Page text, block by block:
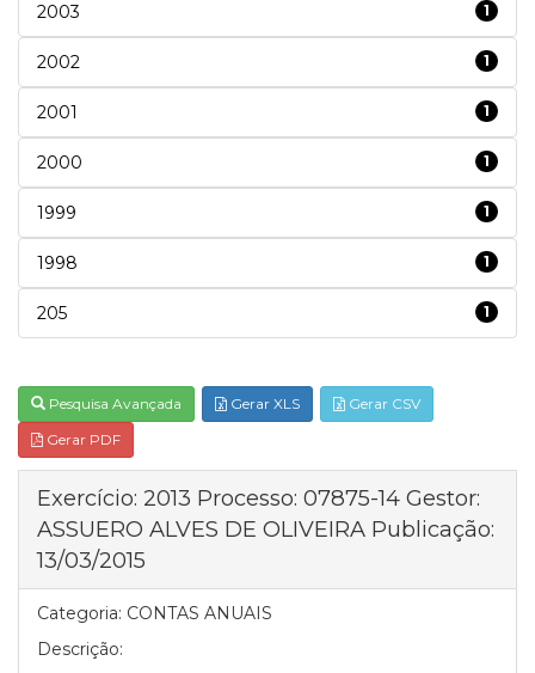
2003 1
2002 1
2001 1
2000 1
1999 1
1998 1
205 1
Pesquisa Avançada Gerar XLS
Gerar CSV
Gerar PDF
Exercício: 2013 Processo: 07875-14 Gestor:
ASSUERO ALVES DE OLIVEIRA Publicação:
13/03/2015
Categoria: CONTAS ANUAIS
Descrição: